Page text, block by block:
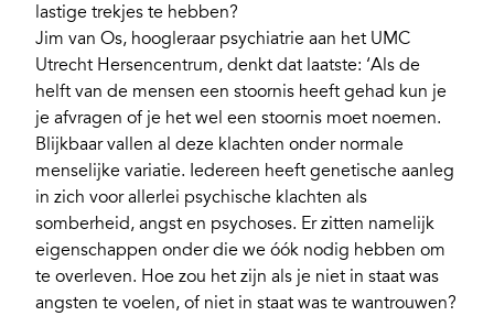
lastige trekjes te hebben?
Jim van Os, hoogleraar psychiatrie aan het UMC
Utrecht Hersencentrum, denkt dat laatste: ‘Als de
helft van de mensen een stoornis heeft gehad kun je
je afvragen of je het wel een stoornis moet noemen.
Blijkbaar vallen al deze klachten onder normale
menselijke variatie. Iedereen heeft genetische aanleg
in zich voor allerlei psychische klachten als
somberheid, angst en psychoses. Er zitten namelijk
eigenschappen onder die we óók nodig hebben om
te overleven. Hoe zou het zijn als je niet in staat was
angsten te voelen, of niet in staat was te wantrouwen?